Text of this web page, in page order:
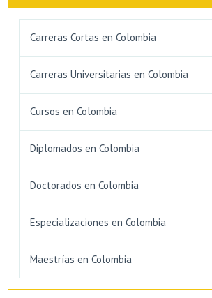
Carreras Cortas en Colombia
Carreras Universitarias en Colombia
Cursos en Colombia
Diplomados en Colombia
Doctorados en Colombia
Especializaciones en Colombia
Maestrías en Colombia